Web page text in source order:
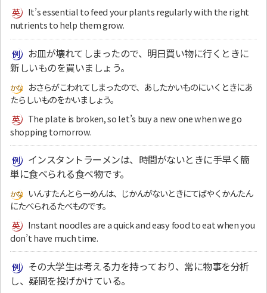
It’s essential to feed your plants regularly with the right
nutrients to help them grow.
お皿が壊れてしまったので、明日買い物に行くときに
新しいものを買いましょう。
おさらがこわれてしまったので、あしたかいものにいくときにあ
たらしいものをかいましょう。
The plate is broken, so let’s buy a new one when we go
shopping tomorrow.
インスタントラーメンは、時間がないときに手早く簡
単に食べられる食べ物です。
いんすたんとらーめんは、じかんがないときにてばやくかんたん
にたべられるたべものです。
Instant noodles are a quick and easy food to eat when you
don’t have much time.
その大学生は考える力を持っており、常に物事を分析
し、疑問を投げかけている。